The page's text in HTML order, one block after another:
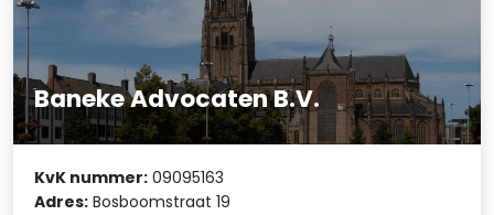
Baneke Advocaten B.V.
KvK nummer: 09095163
Adres: Bosboomstraat 19